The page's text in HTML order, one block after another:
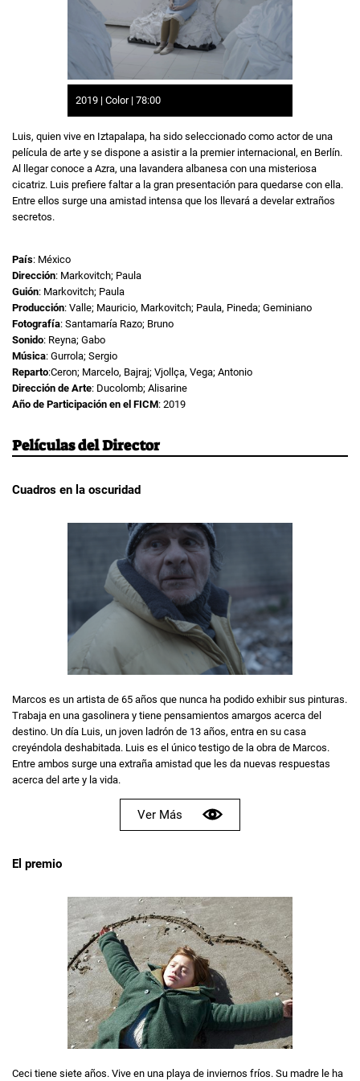
2019 | Color | 78:00
Luis, quien vive en Iztapalapa, ha sido seleccionado como actor de una
película de arte y se dispone a asistir a la premier internacional, en Berlín.
Al llegar conoce a Azra, una lavandera albanesa con una misteriosa
cicatriz. Luis prefiere faltar a la gran presentación para quedarse con ella.
Entre ellos surge una amistad intensa que los llevará a develar extraños
secretos.
País: México
Dirección: Markovitch; Paula
Guión: Markovitch; Paula
Producción: Valle; Mauricio, Markovitch; Paula, Pineda; Geminiano
Fotografía: Santamaría Razo; Bruno
Sonido: Reyna; Gabo
Música: Gurrola; Sergio
Reparto:Ceron; Marcelo, Bajraj; Vjollça, Vega; Antonio
Dirección de Arte: Ducolomb; Alisarine
Año de Participación en el FICM: 2019
Películas del Director
Cuadros en la oscuridad
Marcos es un artista de 65 años que nunca ha podido exhibir sus pinturas.
Trabaja en una gasolinera y tiene pensamientos amargos acerca del
destino. Un día Luis, un joven ladrón de 13 años, entra en su casa
creyéndola deshabitada. Luis es el único testigo de la obra de Marcos.
Entre ambos surge una extraña amistad que les da nuevas respuestas
acerca del arte y la vida.
Ver Más
El premio
Ceci tiene siete años. Vive en una playa de inviernos fríos. Su madre le ha